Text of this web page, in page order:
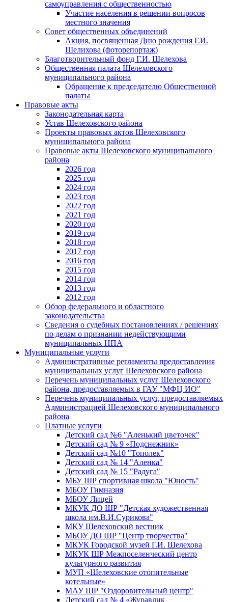
самоуправления с общественностью
Участие населения в решении вопросов
местного значения
Совет общественных объединений
Акция, посвященная Дню рождения Г.И.
Шелихова (фоторепортаж)
Благотворительный фонд Г.И. Шелехова
Общественная палата Шелеховского
муниципального района
Обращение к председателю Общественной
палаты
Правовые акты
Законодательная карта
Устав Шелеховского района
Проекты правовых актов Шелеховского
муниципального района
Правовые акты Шелеховского муниципального
района
2026 год
2025 год
2024 год
2023 год
2022 год
2021 год
2020 год
2019 год
2018 год
2017 год
2016 год
2015 год
2014 год
2013 год
2012 год
Обзор федерального и областного
законодательства
Сведения о судебных постановлениях / решениях
по делам о признании недействующими
муниципальных НПА
Муниципальные услуги
Административные регламенты предоставления
муниципальных услуг Шелеховского района
Перечень муниципальных услуг Шелеховского
района, предоставляемых в ГАУ "МФЦ ИО"
Перечень муниципальных услуг, предоставляемых
Администрацией Шелеховского муниципального
района
Платные услуги
Детский сад №6 "Аленький цветочек"
Детский сад № 9 «Подснежник»
Детский сад №10 "Тополек"
Детский сад № 14 "Аленка"
Детский сад № 15 "Радуга"
МБУ ШР спортивная школа "Юность"
МБОУ Гимназия
МБОУ Лицей
МКУК ДО ШР "Детская художественная
школа им.В.И.Сурикова"
МКУ Шелеховский вестник
МБОУ ДО ШР "Центр творчества"
МКУК Городской музей Г.И. Шелехова
МКУК ШР Межпоселенческий центр
культурного развития
МУП «Шелеховские отопительные
котельные»
МАУ ШР "Оздоровительный центр"
Детский сад № 4 «Журавлик